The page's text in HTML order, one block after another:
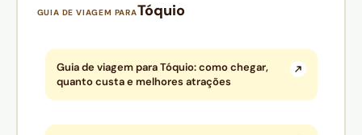
GUIA DE VIAGEM PARATóquio
Guia de viagem para Tóquio: como chegar,
quanto custa e melhores atrações